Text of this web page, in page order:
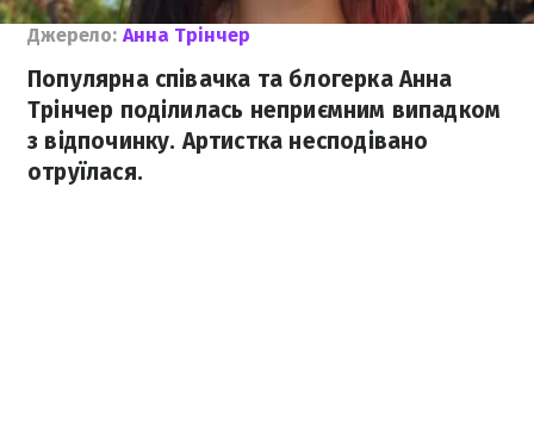
Джерело: Анна Трінчер
Популярна співачка та блогерка Анна
Трінчер поділилась неприємним випадком
з відпочинку. Артистка несподівано
отруїлася.